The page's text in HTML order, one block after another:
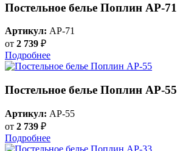
Постельное белье Поплин AP-71
Артикул: AP-71
от 2 739 ₽
Подробнее
Постельное белье Поплин AP-55
Артикул: AP-55
от 2 739 ₽
Подробнее